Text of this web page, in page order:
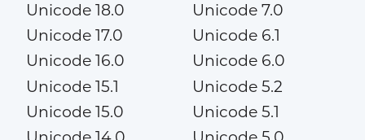
Unicode 18.0
Unicode 17.0
Unicode 16.0
Unicode 15.1
Unicode 15.0
Unicode 7.0
Unicode 6.1
Unicode 6.0
Unicode 5.2
Unicode 5.1